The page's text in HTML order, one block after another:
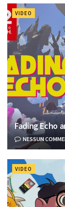
VIDEO
Fading Echo
NESSUN
VIDEO